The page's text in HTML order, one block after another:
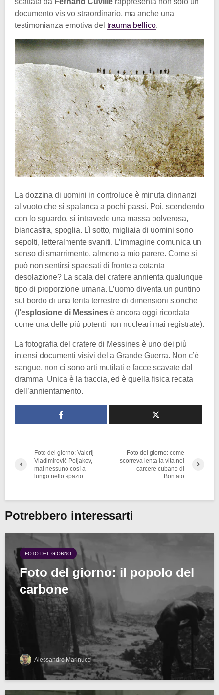
scattata da Fernand Cuville rappresenta non solo un
documento visivo straordinario, ma anche una
testimonianza emotiva del trauma bellico.
La dozzina di uomini in controluce è minuta dinnanzi
al vuoto che si spalanca a pochi passi. Poi, scendendo
con lo sguardo, si intravede una massa polverosa,
biancastra, spoglia. Lì sotto, migliaia di uomini sono
sepolti, letteralmente svaniti. L’immagine comunica un
senso di smarrimento, almeno a mio parere. Come si
può non sentirsi spaesati di fronte a cotanta
desolazione? La scala del cratere annienta qualunque
tipo di proporzione umana. L’uomo diventa un puntino
sul bordo di una ferita terrestre di dimensioni storiche
( l’esplosione di Messines è ancora oggi ricordata
come una delle più potenti non nucleari mai registrate).
La fotografia del cratere di Messines è uno dei più
intensi documenti visivi della Grande Guerra. Non c’è
sangue, non ci sono arti mutilati e facce scavate dal
dramma. Unica è la traccia, ed è quella fisica recata
dell’annientamento.
Foto del giorno: Valerij
Vladimirovič Poljakov,
mai nessuno così a
lungo nello spazio
Foto del giorno: come
scorreva lenta la vita nel
carcere cubano di
Boniato
Potrebbero interessarti
FOTO DEL GIORNO
Foto del giorno: il popolo del
carbone
Alessandro Marinucci